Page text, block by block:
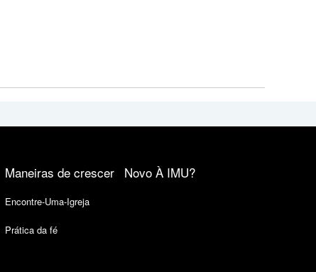
Maneiras de crescer
Encontre-Uma-Igreja
Prática da fé
Novo À IMU?